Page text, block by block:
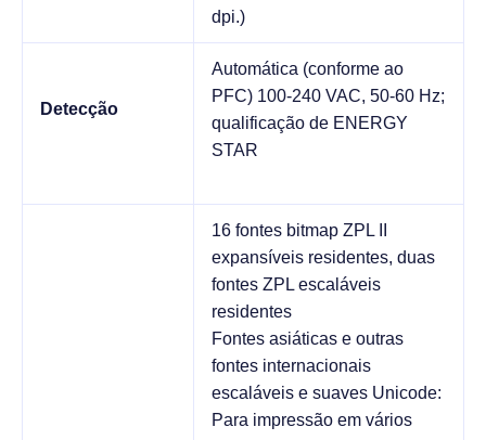
dpi.)
Detecção
Automática (conforme ao
PFC) 100-240 VAC, 50-60 Hz;
qualificação de ENERGY
STAR
16 fontes bitmap ZPL II
expansíveis residentes, duas
fontes ZPL escaláveis
residentes
Fontes asiáticas e outras
fontes internacionais
escaláveis e suaves Unicode:
Para impressão em vários